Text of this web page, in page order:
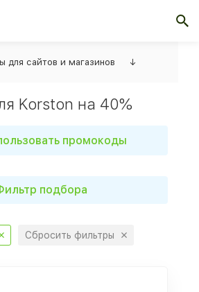
для сайтов и магазинов ↓
Korston на 40%
промокоды
подбора
Сбросить фильтры